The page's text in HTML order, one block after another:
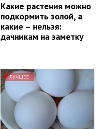
Какие растения можно
подкормить золой, а
какие – нельзя:
дачникам на заметку
ЛУЧШЕЕ